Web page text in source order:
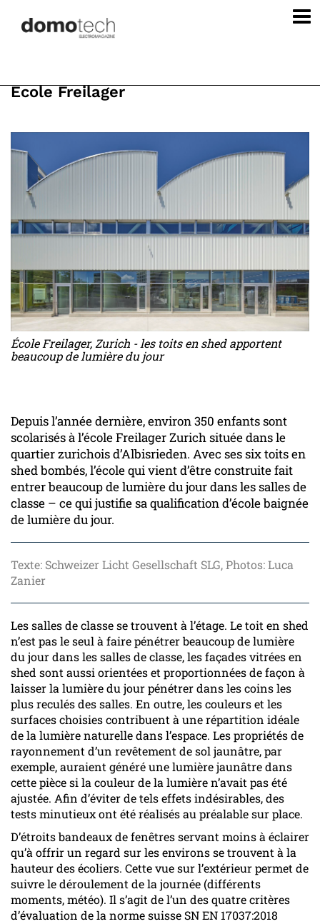
École Freilager
École Freilager, Zurich - les toits en shed apportent
beaucoup de lumière du jour
Depuis l’année dernière, environ 350 enfants sont
scolarisés à l’école Freilager Zurich située dans le
quartier zurichois d’Albisrieden. Avec ses six toits en
shed bombés, l’école qui vient d’être construite fait
entrer beaucoup de lumière du jour dans les salles de
classe – ce qui justifie sa qualification d’école baignée
de lumière du jour.
Texte: Schweizer Licht Gesellschaft SLG, Photos: Luca
Zanier
Les salles de classe se trouvent à l’étage. Le toit en shed
n’est pas le seul à faire pénétrer beaucoup de lumière
du jour dans les salles de classe, les façades vitrées en
shed sont aussi orientées et proportionnées de façon à
laisser la lumière du jour pénétrer dans les coins les
plus reculés des salles. En outre, les couleurs et les
surfaces choisies contribuent à une répartition idéale
de la lumière naturelle dans l’espace. Les propriétés de
rayonnement d’un revêtement de sol jaunâtre, par
exemple, auraient généré une lumière jaunâtre dans
cette pièce si la couleur de la lumière n’avait pas été
ajustée. Afin d’éviter de tels effets indésirables, des
tests minutieux ont été réalisés au préalable sur place.
D’étroits bandeaux de fenêtres servant moins à éclairer
qu’à offrir un regard sur les environs se trouvent à la
hauteur des écoliers. Cette vue sur l’extérieur permet de
suivre le déroulement de la journée (différents
moments, météo). Il s’agit de l’un des quatre critères
d’évaluation de la norme suisse SN EN 17037:2018